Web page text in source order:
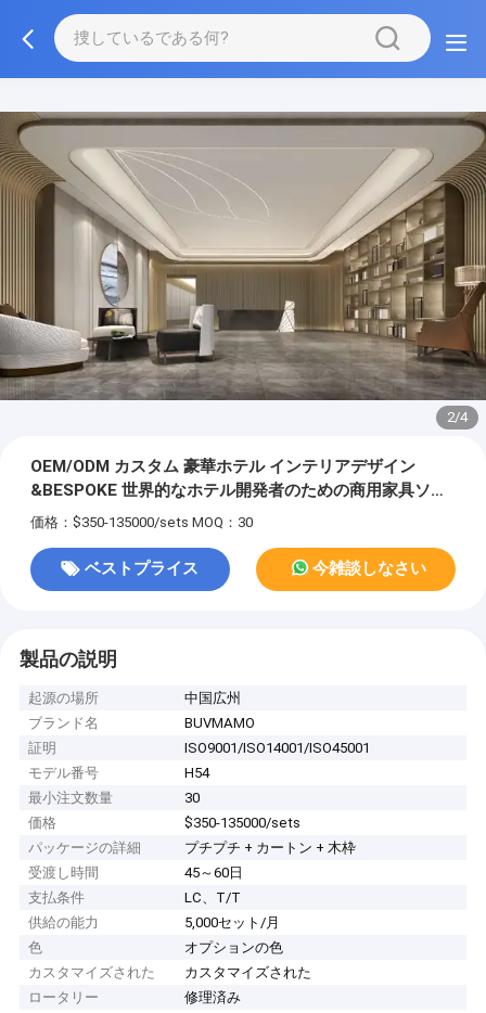
3/4
OEM/ODM カスタム 豪華ホテル インテリアデザイン
&BESPOKE 世界的なホテル開発者のための商用家具ソリ
ューション. ロビー,ラウンジ,バンケットのための高品質の
価格：$350-135000/sets MOQ：30
ベストプライス 今雑談しなさい
製品の説明
起源の場所
中国広州
ブランド名
BUVMAMO
証明
ISO9001/ISO14001/ISO45001
モデル番号
H54
最小注文数量
30
価格
$350-135000/sets
パッケージの詳細
プチプチ + カートン + 木枠
受渡し時間
45～60日
支払条件
LC、T/T
供給の能力
5,000セット/月
色
オプションの色
カスタマイズされた
カスタマイズされた
ロータリー
修理済み